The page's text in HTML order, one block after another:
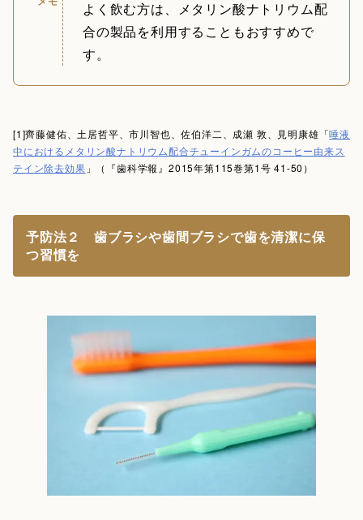
よく飲む方は、メタリン酸ナトリウム配
合の製品を利用することもおすすめで
す。
[1]齊藤健佑、土居哲平、市川智也、佐伯洋二、成瀬 敦、見明康雄「唾液
中におけるメタリン酸ナトリウム配合チューインガムのコーヒー由来ス
テイン除去効果 」（『歯科学報』2015年第115巻第1号 41-50）
予防法２ 歯ブラシや歯間ブラシで歯を清潔に保
つ習慣を